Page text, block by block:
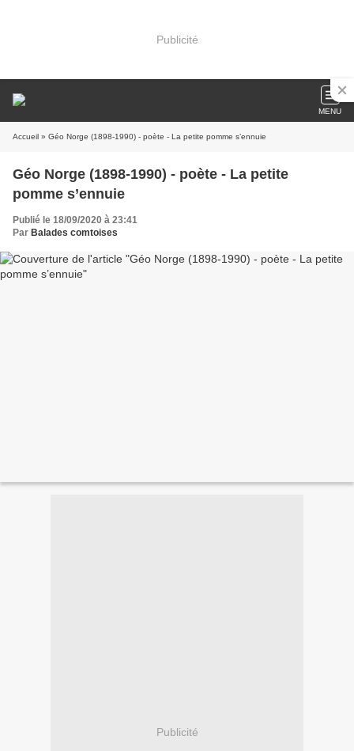
Publicité
MENU
Accueil » Géo Norge (1898-1990) - poète - La petite pomme s’ennuie
Géo Norge (1898-1990) - poète - La petite
pomme s’ennuie
Publié le 18/09/2020 à 23:41
Par Balades comtoises
Publicité